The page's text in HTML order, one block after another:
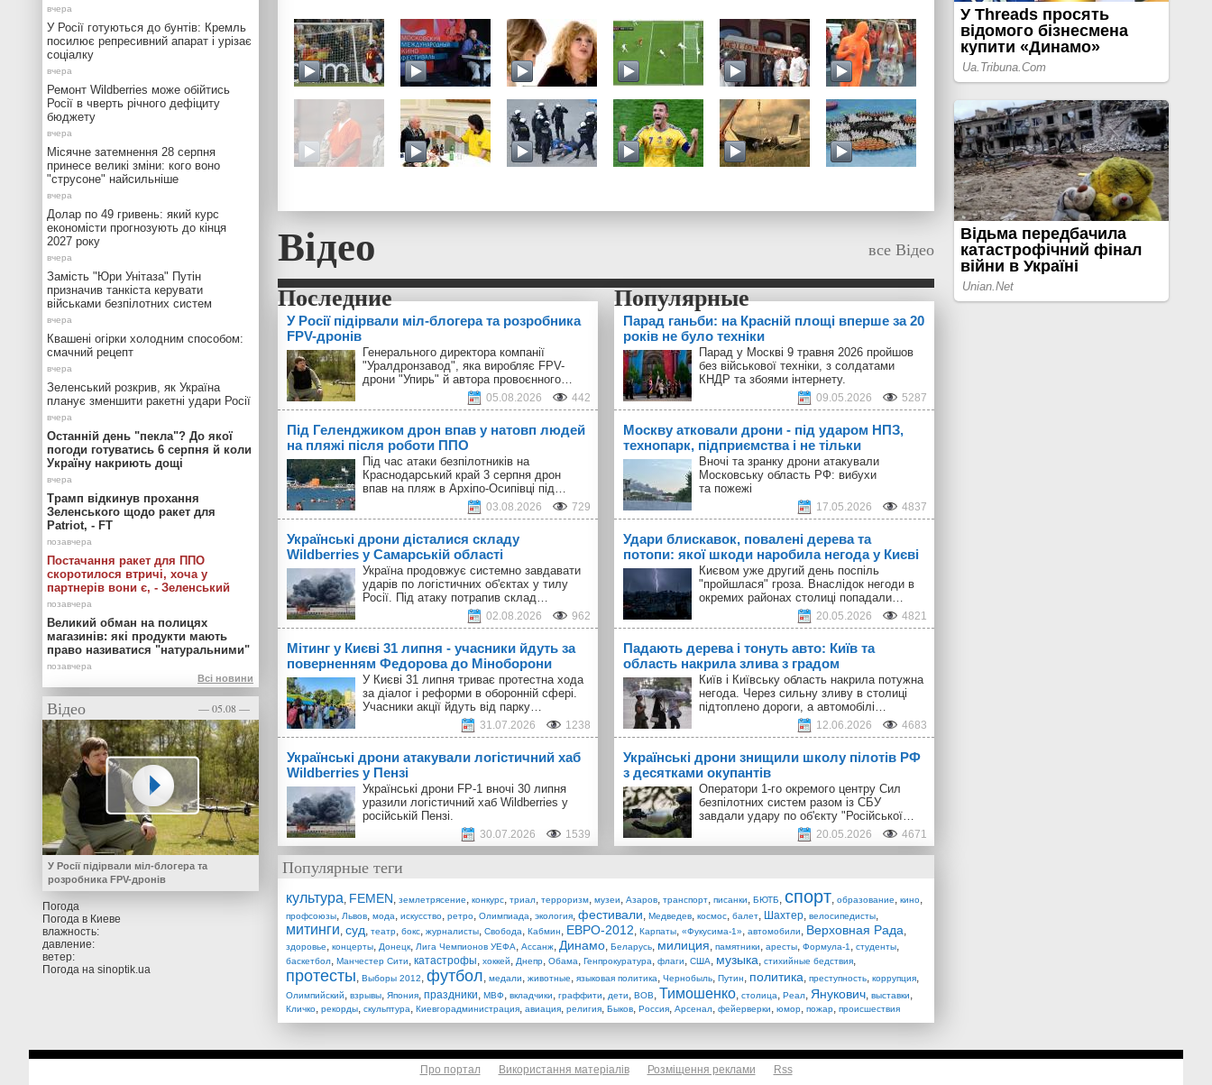
Відео все Відео
У Росії підірвали міл-блогера та розробника
FPV-дронів
Генерального директора компанії
"Уралдронзавод", яка виробляє FPV-
дрони "Упирь" й автора провоєнного…
05.08.2026 442
Під Геленджиком дрон впав у натовп людей
на пляжі після роботи ППО
Під час атаки безпілотників на
Краснодарський край 3 серпня дрон
впав на пляж в Архіпо-Осипівці під…
03.08.2026 729
Українські дрони дісталися складу
Wildberries у Самарській області
Україна продовжує системно завдавати
ударів по логістичних об'єктах у тилу
Росії. Під атаку потрапив склад…
02.08.2026 962
Мітинг у Києві 31 липня - учасники йдуть за
поверненням Федорова до Міноборони
У Києві 31 липня триває протестна хода
за діалог і реформи в оборонній сфері.
Учасники акції йдуть від парку…
31.07.2026 1238
Українські дрони атакували логістичний хаб
Wildberries у Пензі
Українські дрони FP-1 вночі 30 липня
уразили логістичний хаб Wildberries у
російській Пензі.
30.07.2026 1539
Парад ганьби: на Красній площі вперше за 20
років не було техніки
Парад у Москві 9 травня 2026 пройшов
без військової техніки, з солдатами
КНДР та збоями інтернету.
09.05.2026 5287
Москву атковали дрони - під ударом НПЗ,
технопарк, підприємства і не тільки
Вночі та зранку дрони атакували
Московську область РФ: вибухи
та пожежі
17.05.2026 4837
Удари блискавок, повалені дерева та
потопи: якої шкоди наробила негода у Києві
Києвом уже другий день поспіль
"пройшлася" гроза. Внаслідок негоди в
окремих районах столиці попадали…
20.05.2026 4821
Падають дерева і тонуть авто: Київ та
область накрила злива з градом
Київ і Київську область накрила потужна
негода. Через сильну зливу в столиці
підтоплено дороги, а автомобілі…
12.06.2026 4683
Українські дрони знищили школу пілотів РФ
з десятками окупантів
Оператори 1-го окремого центру Сил
безпілотних систем разом із СБУ
завдали удару по об'єкту "Російської…
20.05.2026 4671
Популярные теги
культура, FEMEN, землетрясение, конкурс, триал, терроризм, музеи, Азаров, транспорт, писанки, БЮТБ, спорт, образование, кино,
профсоюзы, Львов, мода, искусство, ретро, Олимпиада, экология, фестивали, Медведев, космос, балет, Шахтер, велосипедисты,
митинги, суд, театр, бокс, журналисты, Свобода, Кабмин, ЕВРО-2012, Карпаты, «Фукусима-1», автомобили, Верховная Рада,
здоровье, концерты, Донецк, Лига Чемпионов УЕФА, Ассанж, Динамо, Беларусь, милиция, памятники, аресты, Формула-1 , студенты,
баскетбол, Манчестер Сити, катастрофы, хоккей, Днепр, Обама, Генпрокуратура, флаги, США, музыка, стихийные бедствия,
протесты, Выборы 2012, футбол, медали, животные, языковая политика, Чернобыль, Путин, политика, преступность, коррупция,
Олимпийский, взрывы, Япония, праздники, МВФ, вкладчики, граффити, дети, ВОВ, Тимошенко, столица, Реал, Янукович, выставки,
Кличко, рекорды, скульптура, Киевгорадминистрация, авиация, религия, Быков, Россия, Арсенал, фейерверки, юмор, пожар, происшествия
У Росії готуються до бунтів: Кремль
посилює репресивний апарат і урізає
соціалку
Ремонт Wildberries може обійтись
Росії в чверть річного дефіциту
бюджету
Місячне затемнення 28 серпня
принесе великі зміни: кого воно
"струсоне" найсильніше
Долар по 49 гривень: який курс
економісти прогнозують до кінця
2027 року
Замість "Юри Унітаза" Путін
призначив танкіста керувати
військами безпілотних систем
Квашені огірки холодним способом:
смачний рецепт
Зеленський розкрив, як Україна
планує зменшити ракетні удари Росії
Останній день "пекла"? До якої
погоди готуватись 6 серпня й коли
Україну накриють дощі
Трамп відкинув прохання
Зеленського щодо ракет для
Patriot, - FT
Постачання ракет для ППО
скоротилося втричі, хоча у
партнерів вони є, - Зеленський
Великий обман на полицях
магазинів: які продукти мають
право називатися "натуральними"
Всі новини
Відео — 05.08 —
У Росії підірвали міл-блогера та
розробника FPV-дронів
Погода
Погода в Киеве
влажность:
давление:
ветер:
Погода на sinoptik.ua
Про портал Використання матеріалів Розміщення реклами Rss